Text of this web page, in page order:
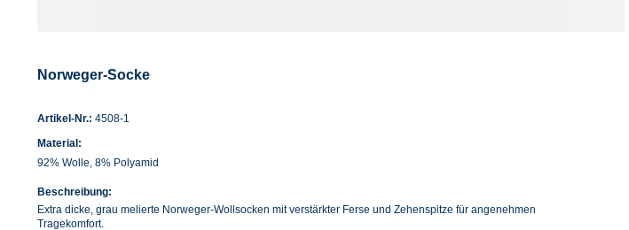
Norweger-Socke
Artikel-Nr.: 4508-1
Material:
92% Wolle, 8% Polyamid
Beschreibung:
Extra dicke, grau melierte Norweger-Wollsocken mit verstärkter Ferse und Zehenspitze für angenehmen
Tragekomfort.